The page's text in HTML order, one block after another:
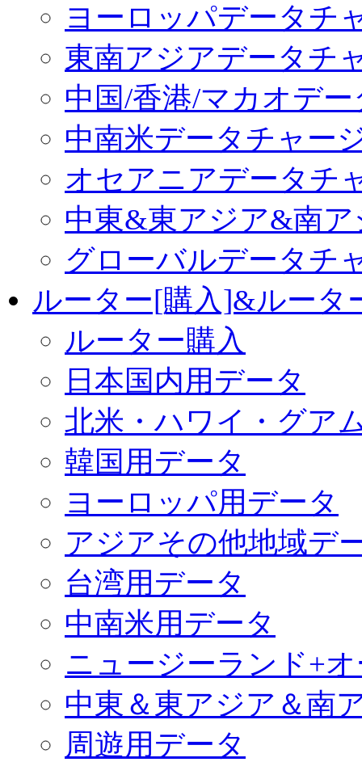
ヨーロッパデータチ
東南アジアデータチ
中国/香港/マカオデ
中南米データチャー
オセアニアデータチ
中東&東アジア&南
グローバルデータチ
ルーター[購入]&ルータ
ルーター購入
日本国内用データ
北米・ハワイ・グア
韓国用データ
ヨーロッパ用データ
アジアその他地域デ
台湾用データ
中南米用データ
ニュージーランド+
中東＆東アジア＆南
周遊用データ